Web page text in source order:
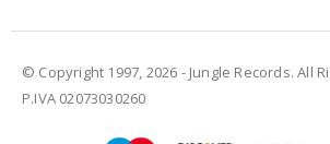
© Copyright 1997, 2026 - Jungle Records. All
P.IVA 02073030260